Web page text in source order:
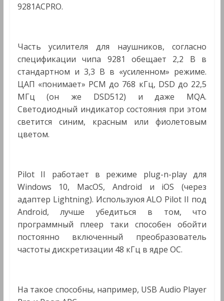
9281ACPRO.
Часть усилителя для наушников, согласно
спецификации чипа 9281 обещает 2,2 В в
стандартном и 3,3 В в «усиленном» режиме.
ЦАП «понимает» PCM до 768 кГц, DSD до 22,5
МГц (он же DSD512) и даже MQA.
Светодиодный индикатор состояния при этом
светится синим, красным или фиолетовым
цветом.
Pilot II работает в режиме plug-n-play для
Windows 10, MacOS, Android и iOS (через
адаптер Lightning). Используюя ALO Pilot II под
Android, лучше убедиться в том, что
программный плеер таки способен обойти
постоянно включенный преобразователь
частоты дискретизации 48 кГц в ядре ОС.
На такое способны, например, USB Audio Player